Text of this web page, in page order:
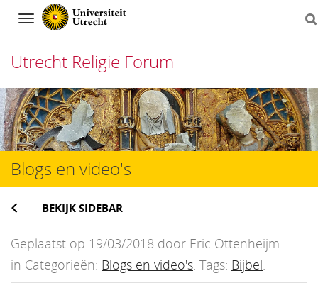
Navigation
Utrecht Religie Forum
Direct
naar
het
inhoud
Blogs en video's
BEKIJK SIDEBAR
Geplaatst op 19/03/2018 door Eric Ottenheijm
in Categorieën: Blogs en video's . Tags: Bijbel